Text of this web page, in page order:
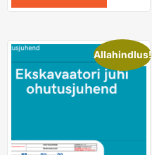
Allahindlus!